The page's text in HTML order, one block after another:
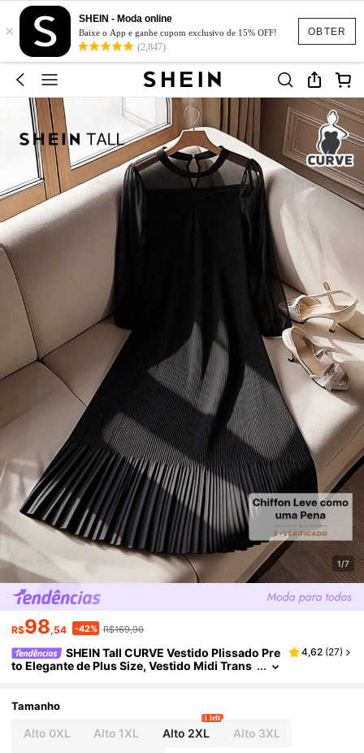
OBTER
×
SHEIN - Moda online
Baixe o App e ganhe cupom exclusivo de 15% OFF!
(2,847)
1/7
R$98,54 -42% R$169,90
SHEIN Tall CURVE Vestido Plissado Pre
to Elegante de Plus Size, Vestido Midi Trans
4,62 (27)
Tamanho
Alto 0XL Alto 1XL Alto 2XL
1 left
Alto 3XL